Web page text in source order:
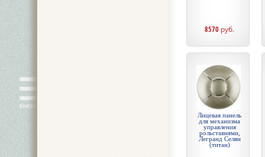
8570 руб.
Лицевая панель
для механизма
управления
рольставнями,
Легранд Селян
(титан)